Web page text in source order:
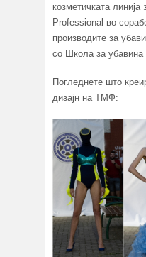
козметичката
Professional во
производите за
со Школа за убавина
Погледнете што
дизајн на ТМФ: